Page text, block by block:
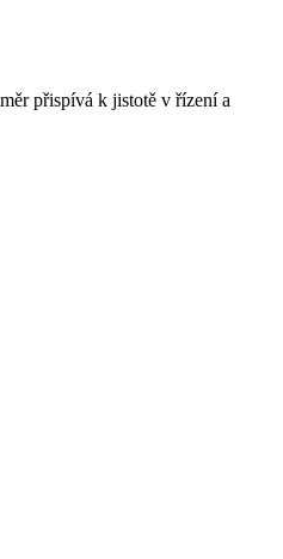
přispívá k jistotě v řízení a